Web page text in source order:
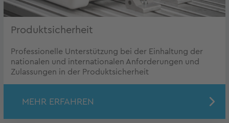
Produktsicherheit
Professionelle Unterstützung bei der Einhaltung der
nationalen und internationalen Anforderungen und
Zulassungen in der Produktsicherheit
MEHR ERFAHREN